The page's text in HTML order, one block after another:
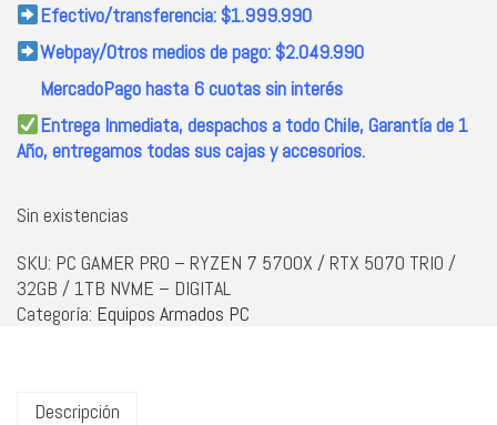
Efectivo/transferencia: $1.999.990
Webpay/Otros medios de pago: $2.049.990
MercadoPago hasta 6 cuotas sin interés
Entrega Inmediata, despachos a todo Chile, Garantía de 1
Año, entregamos todas sus cajas y accesorios.
Sin existencias
SKU: PC GAMER PRO – RYZEN 7 5700X / RTX 5070 TRIO /
32GB / 1TB NVME – DIGITAL
Categoría: Equipos Armados PC
Descripción